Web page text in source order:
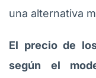
una alternativa
El precio de
según el